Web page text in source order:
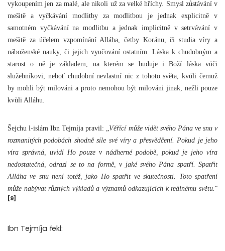
vykoupením jen za malé, ale nikoli už za velké hříchy. Smysl zůstávání v
mešitě a vyčkávání modlitby za modlitbou je jednak explicitně v
samotném vyčkávání na modlitbu a jednak implicitně v setrvávání v
mešitě za účelem vzpomínání Alláha, četby Koránu, či studia víry a
náboženské nauky, či jejich vyučování ostatním. Láska k chudobným a
starost o ně je základem, na kterém se buduje i Boží láska vůči
služebníkovi, neboť chudobní nevlastní nic z tohoto světa, kvůli čemuž
by mohli být milováni a proto nemohou být milováni jinak, nežli pouze
kvůli Alláhu.
Šejchu l-islám Ibn Tejmíja pravil: „ Věřící může vidět svého Pána ve snu v
rozmanitých podobách shodně síle své víry a přesvědčení. Pokud je jeho
víra správná, uvidí Ho pouze v nádherné podobě, pokud je jeho víra
nedostatečná, odrazí se to na formě, v jaké svého Pána spatří. Spatřit
Alláha ve snu není totéž, jako Ho spatřit ve skutečnosti. Toto spatření
může nabývat různých výkladů a významů odkazujících k reálnému světu. “
[9]
Ibn Tejmíja řekl: